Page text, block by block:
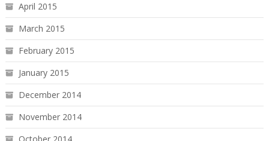
April 2015
March 2015
February 2015
January 2015
December 2014
November 2014